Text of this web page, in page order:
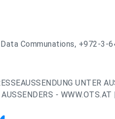
Communations, +972-3-
UNTER
- WWW.OTS.AT